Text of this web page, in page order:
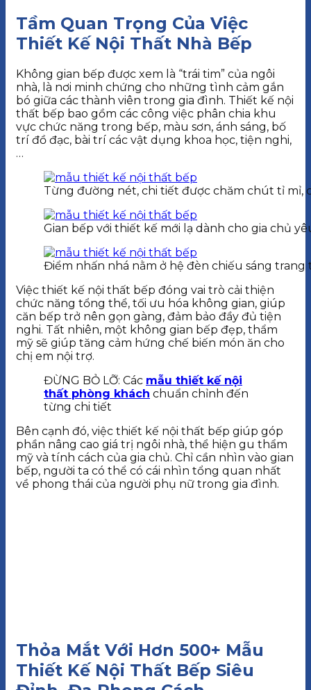
Tầm Quan Trọng Của Việc
Thiết Kế Nội Thất Nhà Bếp
Không gian bếp được xem là “trái tim” của ngôi
nhà, là nơi minh chứng cho những tình cảm gắn
bó giữa các thành viên trong gia đình. Thiết kế nội
thất bếp bao gồm các công việc phân chia khu
vực chức năng trong bếp, màu sơn, ánh sáng, bố
trí đồ đạc, bài trí các vật dụng khoa học, tiện nghi,
…
Từng đường nét, chi tiết được chăm chút tỉ mỉ,
Gian bếp với thiết kế mới lạ dành cho gia chủ
Điểm nhấn nhá nằm ở hệ đèn chiếu sáng trang
Việc thiết kế nội thất bếp đóng vai trò cải thiện
chức năng tổng thể, tối ưu hóa không gian, giúp
căn bếp trở nên gọn gàng, đảm bảo đầy đủ tiện
nghi. Tất nhiên, một không gian bếp đẹp, thẩm
mỹ sẽ giúp tăng cảm hứng chế biến món ăn cho
chị em nội trợ.
ĐỪNG BỎ LỠ: Các mẫu thiết kế nội
thất phòng khách chuẩn chỉnh đến
từng chi tiết
Bên cạnh đó, việc thiết kế nội thất bếp giúp góp
phần nâng cao giá trị ngôi nhà, thể hiện gu thẩm
mỹ và tính cách của gia chủ. Chỉ cần nhìn vào gian
bếp, người ta có thể có cái nhìn tổng quan nhất
về phong thái của người phụ nữ trong gia đình.
Thỏa Mắt Với Hơn 500+ Mẫu
Thiết Kế Nội Thất Bếp Siêu